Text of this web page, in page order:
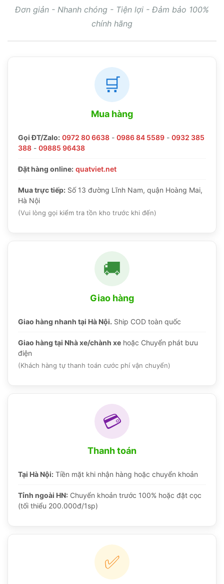
Đơn giản - Nhanh chóng - Tiện lợi - Đảm bảo 100%
chính hãng
🛒
Mua hàng
Gọi ĐT/Zalo: 0972 80 6638 - 0986 84 5589 - 0932 385
388 - 09885 96438
Đặt hàng online: quatviet.net
Mua trực tiếp: Số 13 đường Lĩnh Nam, quận Hoàng Mai,
Hà Nội
(Vui lòng gọi kiểm tra tồn kho trước khi đến)
🚚
Giao hàng
Giao hàng nhanh tại Hà Nội. Ship COD toàn quốc
Giao hàng tại Nhà xe/chành xe hoặc Chuyển phát bưu
điện
(Khách hàng tự thanh toán cước phí vận chuyển)
💳
Thanh toán
Tại Hà Nội: Tiền mặt khi nhận hàng hoặc chuyển khoản
Tỉnh ngoài HN: Chuyển khoản trước 100% hoặc đặt cọc
(tối thiểu 200.000đ/1sp)
✅